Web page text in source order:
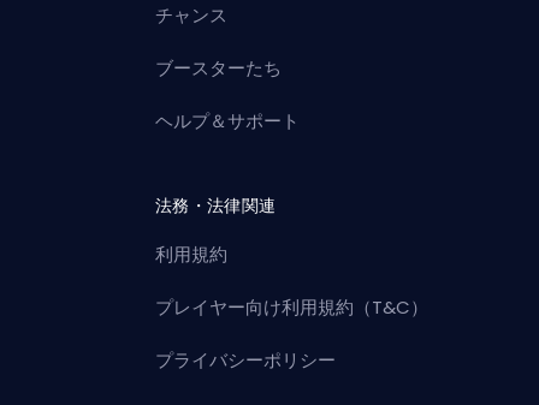
チャンス
ブースターたち
ヘルプ＆サポート
法務・法律関連
利用規約
プレイヤー向け利用規約（T&C）
プライバシーポリシー